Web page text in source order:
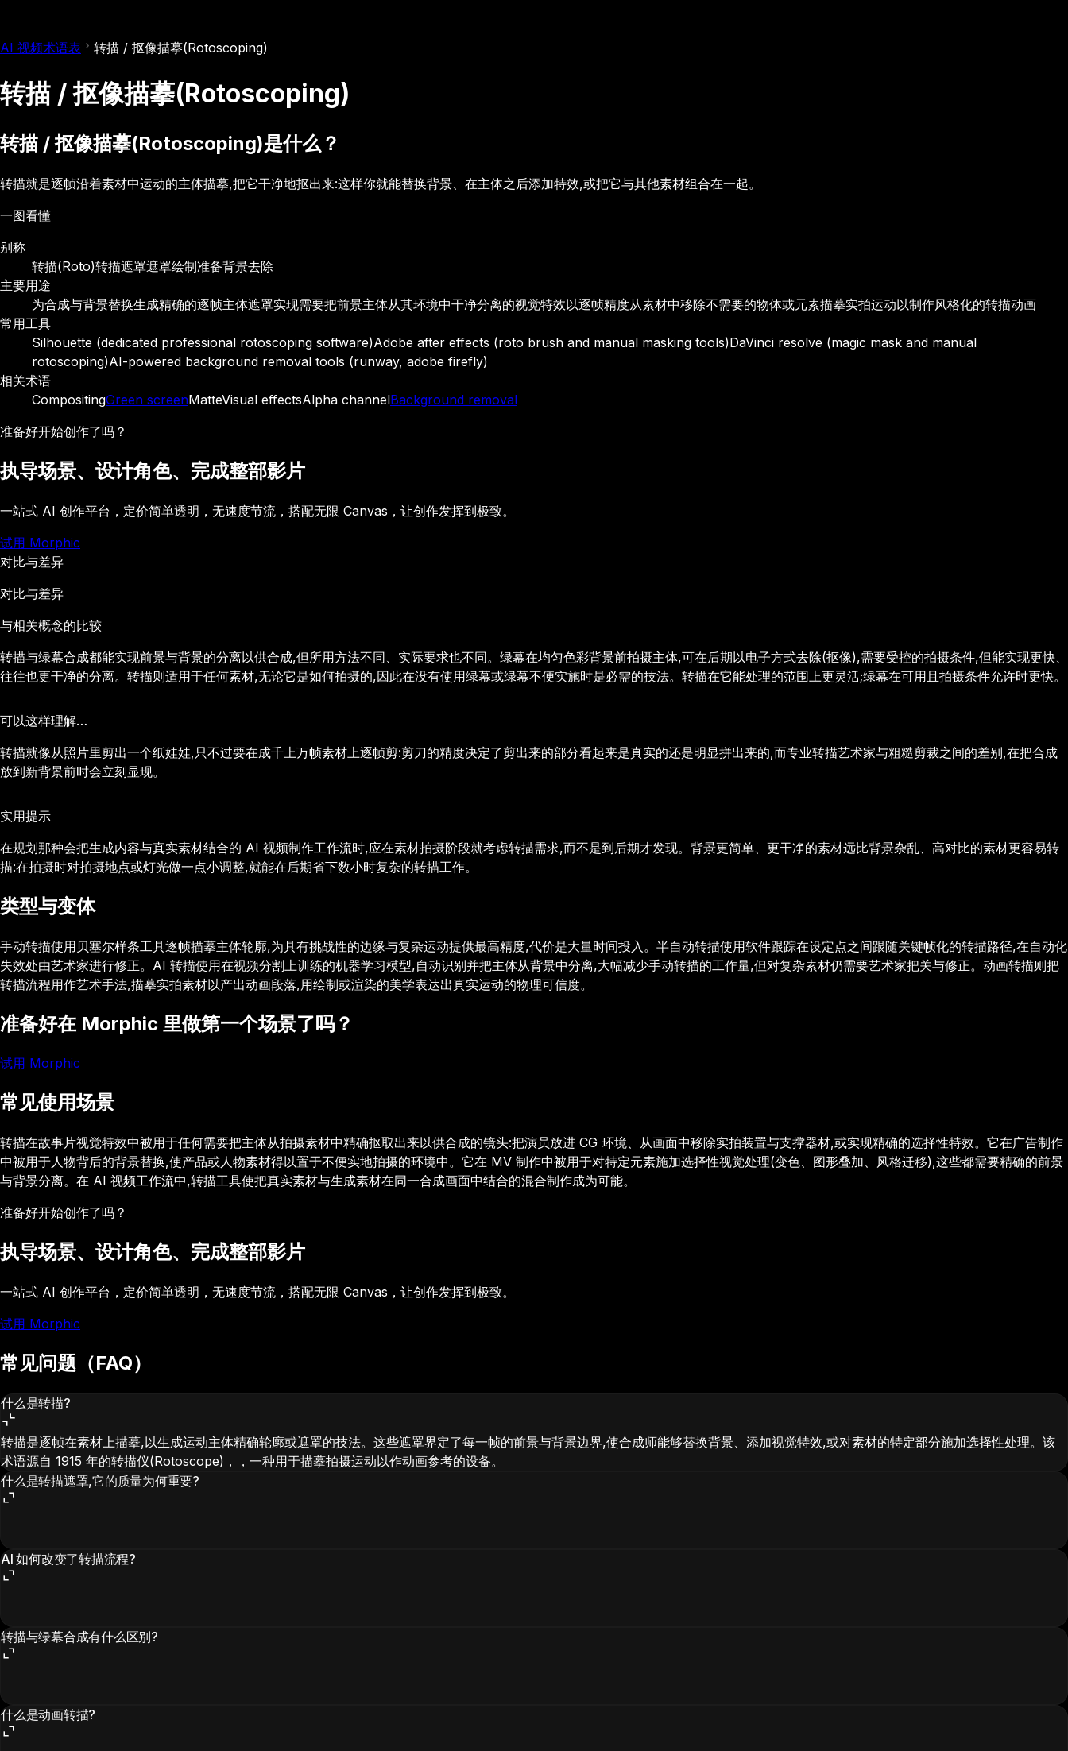
AI 视频术语表 转描 / 抠像描摹(Rotoscoping)
转描 / 抠像描摹(Rotoscoping)
转描 / 抠像描摹(Rotoscoping)是什么？
转描就是逐帧沿着素材中运动的主体描摹,把它干净地抠出来:这样你就能替换背景、在主体之后添加特效,或把它与其他素材组合在一起。
一图看懂
别称
转描(Roto)转描遮罩遮罩绘制准备背景去除
主要用途
为合成与背景替换生成精确的逐帧主体遮罩实现需要把前景主体从其环境中干净分离的视觉特效以逐帧精度从素材中移除不需要的物体或元素描摹实拍运动以制作风格化的转描动画
常用工具
Silhouette (dedicated professional rotoscoping software)Adobe after effects (roto brush and manual masking tools)DaVinci resolve (magic mask and manual
rotoscoping)AI-powered background removal tools (runway, adobe firefly)
相关术语
CompositingGreen screenMatteVisual effectsAlpha channelBackground removal
准备好开始创作了吗？
执导场景、设计角色、完成整部影片
一站式 AI 创作平台，定价简单透明，无速度节流，搭配无限 Canvas，让创作发挥到极致。
试用 Morphic
对比与差异
对比与差异
与相关概念的比较
转描与绿幕合成都能实现前景与背景的分离以供合成,但所用方法不同、实际要求也不同。绿幕在均匀色彩背景前拍摄主体,可在后期以电子方式去除(抠像),需要受控的拍摄条件,但能实现更快、
往往也更干净的分离。转描则适用于任何素材,无论它是如何拍摄的,因此在没有使用绿幕或绿幕不便实施时是必需的技法。转描在它能处理的范围上更灵活;绿幕在可用且拍摄条件允许时更快。
可以这样理解…
转描就像从照片里剪出一个纸娃娃,只不过要在成千上万帧素材上逐帧剪:剪刀的精度决定了剪出来的部分看起来是真实的还是明显拼出来的,而专业转描艺术家与粗糙剪裁之间的差别,在把合成
放到新背景前时会立刻显现。
实用提示
在规划那种会把生成内容与真实素材结合的 AI 视频制作工作流时,应在素材拍摄阶段就考虑转描需求,而不是到后期才发现。背景更简单、更干净的素材远比背景杂乱、高对比的素材更容易转
描:在拍摄时对拍摄地点或灯光做一点小调整,就能在后期省下数小时复杂的转描工作。
类型与变体
手动转描使用贝塞尔样条工具逐帧描摹主体轮廓,为具有挑战性的边缘与复杂运动提供最高精度,代价是大量时间投入。半自动转描使用软件跟踪在设定点之间跟随关键帧化的转描路径,在自动化
失效处由艺术家进行修正。AI 转描使用在视频分割上训练的机器学习模型,自动识别并把主体从背景中分离,大幅减少手动转描的工作量,但对复杂素材仍需要艺术家把关与修正。动画转描则把
转描流程用作艺术手法,描摹实拍素材以产出动画段落,用绘制或渲染的美学表达出真实运动的物理可信度。
准备好在 Morphic 里做第一个场景了吗？
试用 Morphic
常见使用场景
转描在故事片视觉特效中被用于任何需要把主体从拍摄素材中精确抠取出来以供合成的镜头:把演员放进 CG 环境、从画面中移除实拍装置与支撑器材,或实现精确的选择性特效。它在广告制作
中被用于人物背后的背景替换,使产品或人物素材得以置于不便实地拍摄的环境中。它在 MV 制作中被用于对特定元素施加选择性视觉处理(变色、图形叠加、风格迁移),这些都需要精确的前景
与背景分离。在 AI 视频工作流中,转描工具使把真实素材与生成素材在同一合成画面中结合的混合制作成为可能。
准备好开始创作了吗？
执导场景、设计角色、完成整部影片
一站式 AI 创作平台，定价简单透明，无速度节流，搭配无限 Canvas，让创作发挥到极致。
试用 Morphic
常见问题（FAQ）
什么是转描?
转描是逐帧在素材上描摹,以生成运动主体精确轮廓或遮罩的技法。这些遮罩界定了每一帧的前景与背景边界,使合成师能够替换背景、添加视觉特效,或对素材的特定部分施加选择性处理。该
术语源自 1915 年的转描仪(Rotoscope)，，一种用于描摹拍摄运动以作动画参考的设备。
什么是转描遮罩,它的质量为何重要?
AI 如何改变了转描流程?
转描与绿幕合成有什么区别?
什么是动画转描?